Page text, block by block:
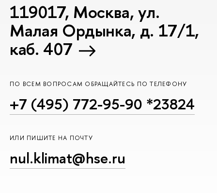
119017, Москва, ул.
Малая Ордынка, д. 17/1,
каб. 407
ПО ВСЕМ ВОПРОСАМ ОБРАЩАЙТЕСЬ ПО ТЕЛЕФОНУ
+7 (495) 772-95-90 *23824
ИЛИ ПИШИТЕ НА ПОЧТУ
nul.klimat@hse.ru